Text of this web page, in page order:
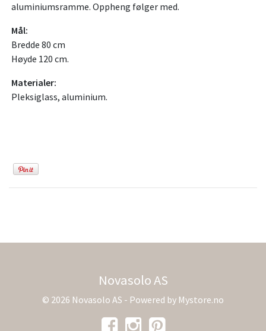
aluminiumsramme. Oppheng følger med.
Mål:
Bredde 80 cm
Høyde 120 cm.
Materialer:
Pleksiglass, aluminium.
Novasolo AS
© 2026 Novasolo AS - Powered by Mystore.no